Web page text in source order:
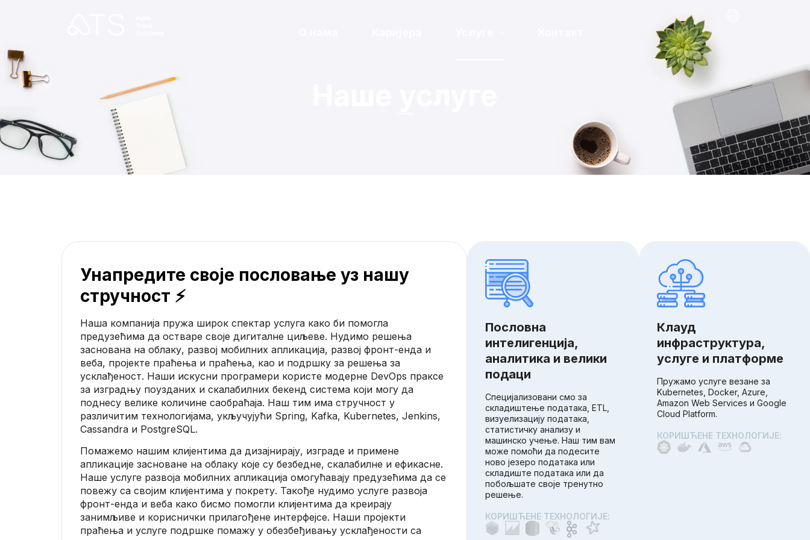
Унапредите своје пословање уз нашу
стручност ⚡
Наша компанија пружа широк спектар услуга како би помогла
предузећима да остваре своје дигиталне циљеве. Нудимо решења
заснована на облаку, развој мобилних апликација, развој фронт-енда и
веба, пројекте праћења и праћења, као и подршку за решења за
усклађеност. Наши искусни програмери користе модерне DevOps праксе
за изградњу поузданих и скалабилних бекенд система који могу да
поднесу велике количине саобраћаја. Наш тим има стручност у
различитим технологијама, укључујући Spring, Kafka, Kubernetes, Jenkins,
Cassandra и PostgreSQL.
Помажемо нашим клијентима да дизајнирају, изграде и примене
апликације засноване на облаку које су безбедне, скалабилне и ефикасне.
Наше услуге развоја мобилних апликација омогућавају предузећима да се
повежу са својим клијентима у покрету. Такође нудимо услуге развоја
фронт-енда и веба како бисмо помогли клијентима да креирају
занимљиве и кориснички прилагођене интерфејсе. Наши пројекти
праћења и услуге подршке помажу у обезбеђивању усклађености са
Пословна
интелигенција,
аналитика и велики
подаци
Специјализовани смо за
складиштење података, ETL,
визуелизацију података,
статистичку анализу и
машинско учење. Наш тим вам
може помоћи да подесите
ново језеро података или
складиште података или да
побољшате своје тренутно
решење.
КОРИШЋЕНЕ ТЕХНОЛОГИЈЕ:
Клауд
инфраструктура,
услуге и платформе
Пружамо услуге везане за
Kubernetes, Docker, Azure,
Amazon Web Services и Google
Cloud Platform.
КОРИШЋЕНЕ ТЕХНОЛОГИЈЕ: